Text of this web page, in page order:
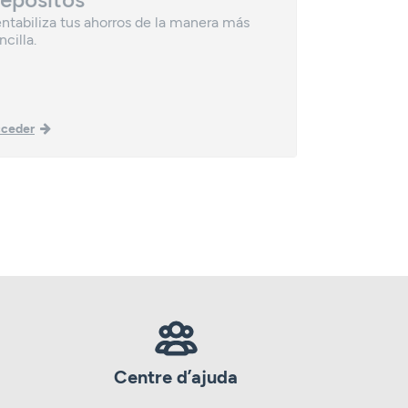
tus ahorros de la manera más
Centre d’ajuda